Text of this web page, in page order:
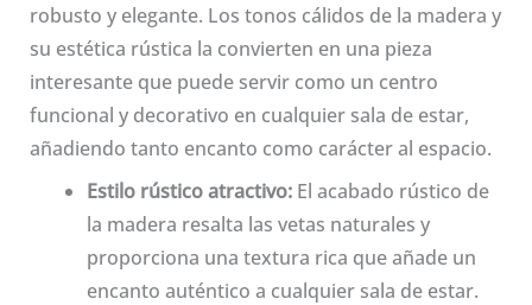
robusto y elegante. Los tonos cálidos de la madera y
su estética rústica la convierten en una pieza
interesante que puede servir como un centro
funcional y decorativo en cualquier sala de estar,
añadiendo tanto encanto como carácter al espacio.
Estilo rústico atractivo:El acabado rústico de
la madera resalta las vetas naturales y
proporciona una textura rica que añade un
encanto auténtico a cualquier sala de estar.